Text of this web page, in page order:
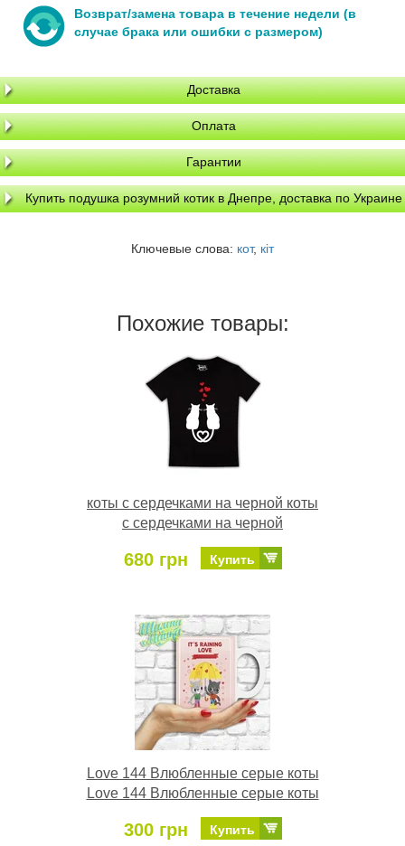
Возврат/замена товара в течение недели (в
случае брака или ошибки с размером)
Доставка
Оплата
Гарантии
Купить подушка розумний котик в Днепре, доставка по Украине
Ключевые слова: кот, кіт
Похожие товары:
коты с сердечками на черной коты
с сердечками на черной
680 грн Купить
Love 144 Влюбленные серые коты
Love 144 Влюбленные серые коты
300 грн Купить